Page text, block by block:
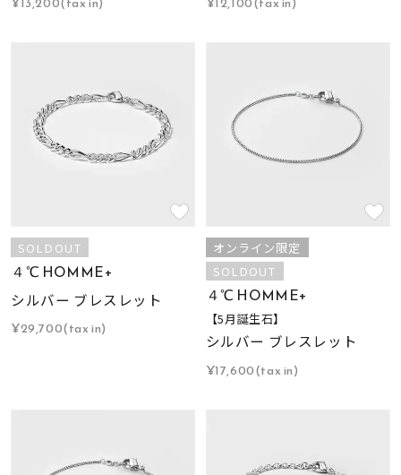
SOLDOUT
４℃ HOMME+
シルバー ブレスレット
¥29,700(tax in)
オンライン限定
SOLDOUT
４℃ HOMME+
【5月誕生石】
シルバー ブレスレット
¥17,600(tax in)